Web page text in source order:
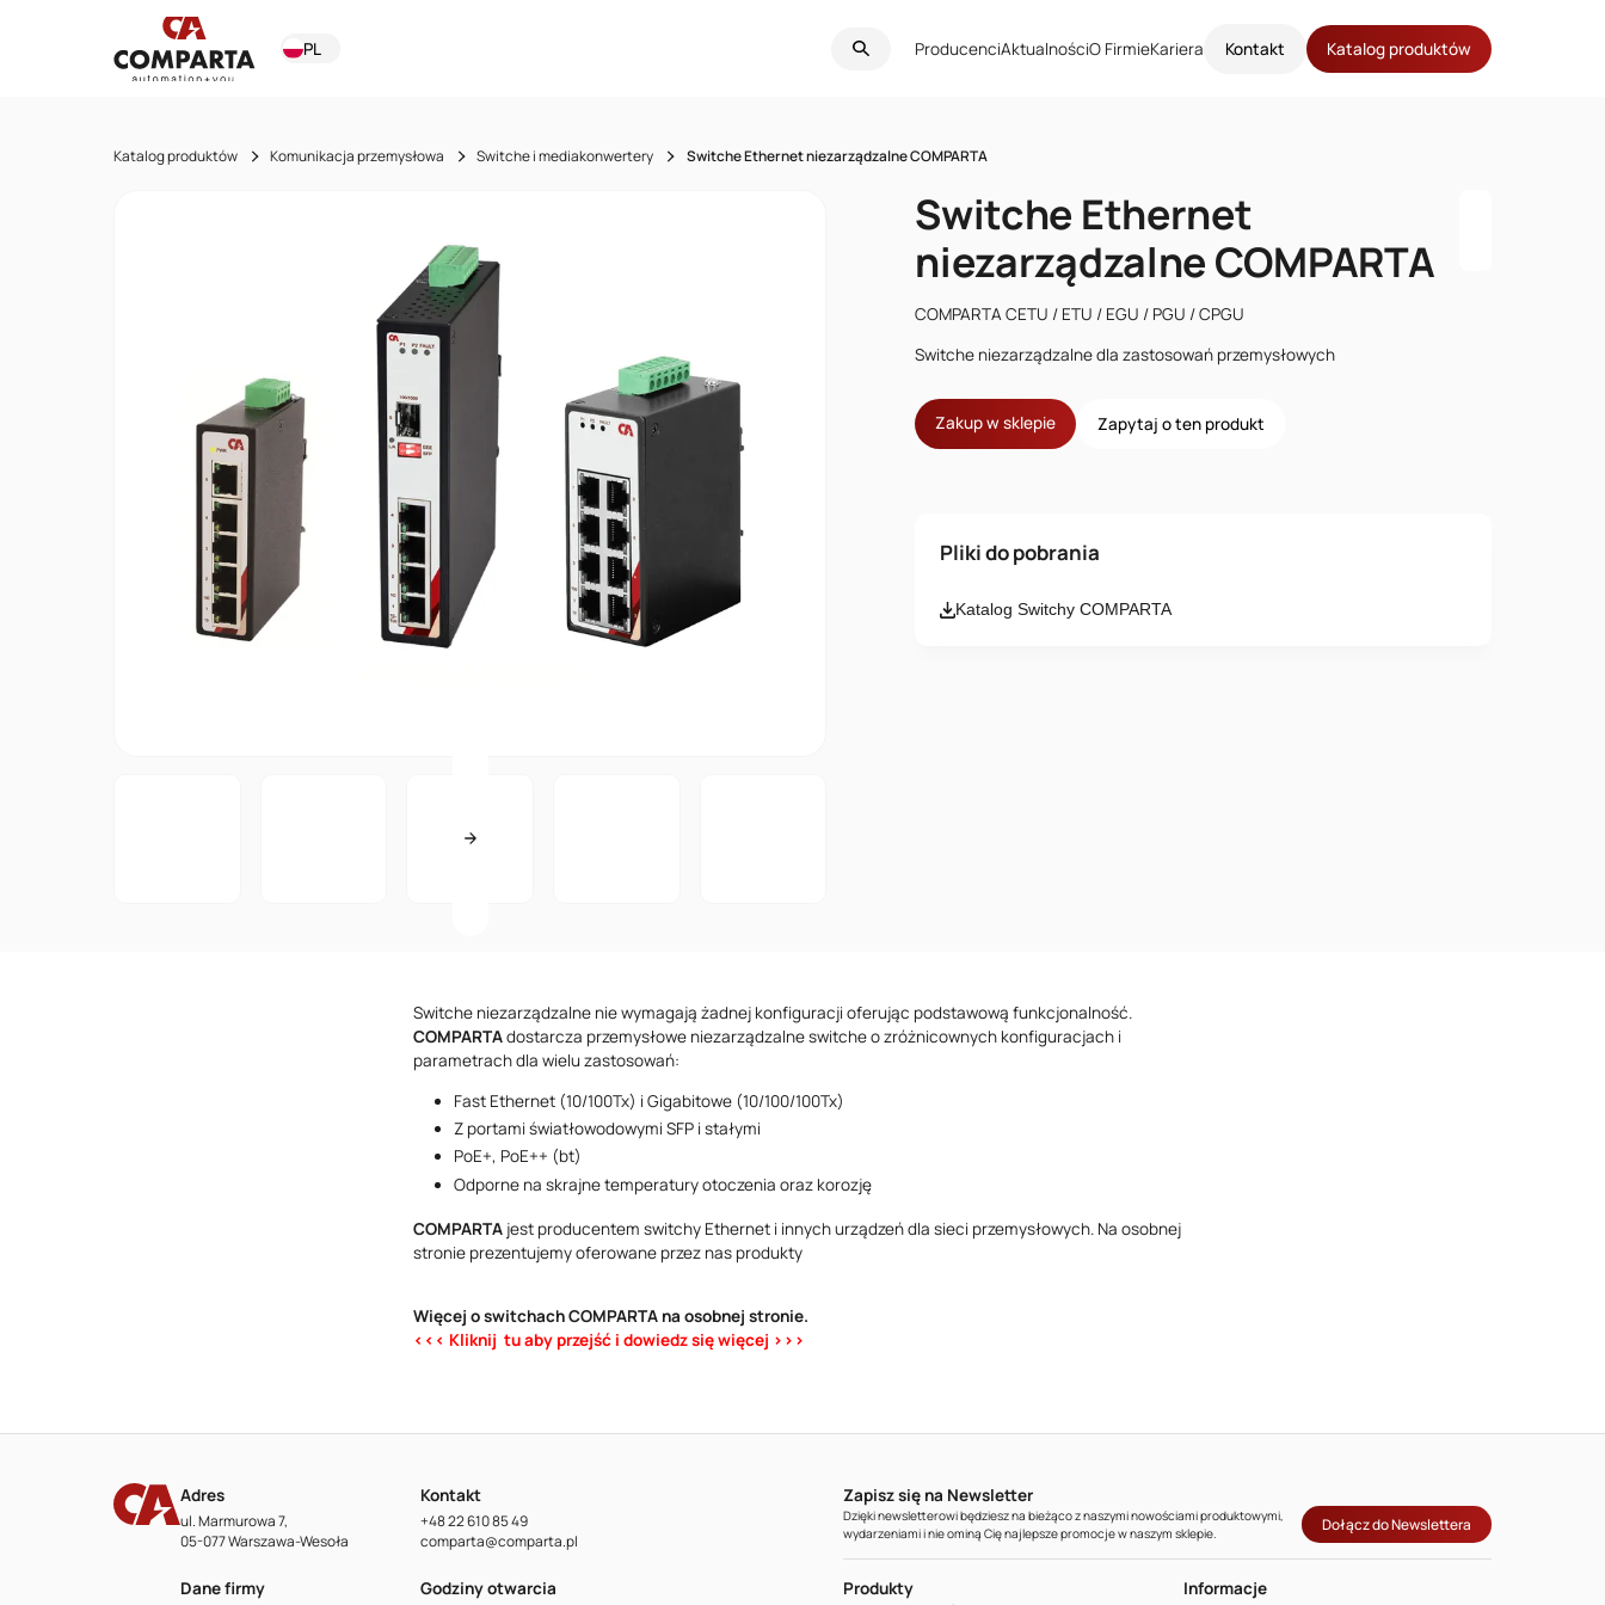
PL ProducenciAktualnościO FirmieKariera Kontakt Katalog produktów
Katalog produktów Komunikacja przemysłowa Switche i mediakonwertery Switche Ethernet niezarządzalne COMPARTA
Switche Ethernet
niezarządzalne COMPARTA
COMPARTA CETU / ETU / EGU / PGU / CPGU
Switche niezarządzalne dla zastosowań przemysłowych
Zakup w sklepie Zapytaj o ten produkt
Imię i nazwisko
Email
Pliki do pobrania
Katalog Switchy COMPARTA
Switche niezarządzalne nie wymagają żadnej konfiguracji oferując podstawową funkcjonalność.
COMPARTAdostarcza przemysłowe niezarządzalne switche o zróżnicownych konfiguracjach i
parametrach dla wielu zastosowań:
Fast Ethernet (10/100Tx) i Gigabitowe (10/100/100Tx)
Z portami światłowodowymi SFP i stałymi
PoE+, PoE++ (bt)
Odporne na skrajne temperatury otoczenia oraz korozję
COMPARTA jest producentem switchy Ethernet i innych urządzeń dla sieci przemysłowych. Na osobnej
stronie prezentujemy oferowane przez nas produkty
Więcej o switchach COMPARTA na osobnej stronie.
<<< Kliknij tu aby przejść i dowiedz się więcej >>>
Adres
ul. Marmurowa 7,
05-077 Warszawa-Wesoła
Kontakt
+48 22 610 85 49
comparta@comparta.pl
Dane firmy Godziny otwarcia
Zapisz się na Newsletter
Dzięki newsletterowi będziesz na bieżąco z naszymi nowościami produktowymi,
wydarzeniami i nie ominą Cię najlepsze promocje w naszym sklepie.
Dołącz do Newslettera
Produkty Informacje